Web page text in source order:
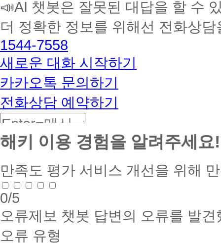
습
토
커
BETA
📣AI 챗봇은 잘못된 대답을 할 수
더 정확한 정보를 위해선 전화상
1544-7558
새로운 대화 시작하기
카카오톡 문의하기
전화상담 예약하기
해키 이용 경험을 알려주세요!
만족도 평가 서비스 개선을 위해
0/5
오류제보 챗봇 답변의 오류를 발
오류 유형